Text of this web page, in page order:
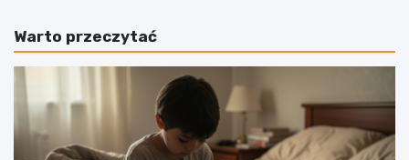
Warto przeczytać